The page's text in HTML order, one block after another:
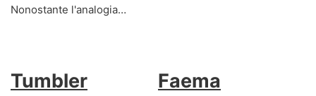
Nonostante l'analogia…
Tumbler Faema